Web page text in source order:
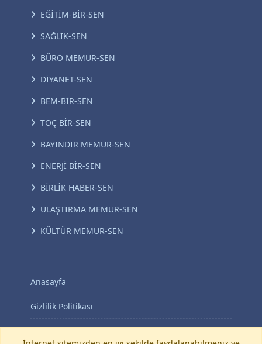
EĞİTİM-BİR-SEN
SAĞLIK-SEN
BÜRO MEMUR-SEN
DİYANET-SEN
BEM-BİR-SEN
TOÇ BİR-SEN
BAYINDIR MEMUR-SEN
ENERJİ BİR-SEN
BİRLİK HABER-SEN
ULAŞTIRMA MEMUR-SEN
KÜLTÜR MEMUR-SEN
Anasayfa
Gizlilik Politikası
KVKK Aydınlatma Metni